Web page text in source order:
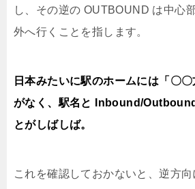
し、その逆の OUTBOUND は中心
外へ行くことを指します。
日本みたいに駅のホームには「〇
がなく、駅名と Inbound/
とがしばしば。
これを確認しておかないと、逆方向